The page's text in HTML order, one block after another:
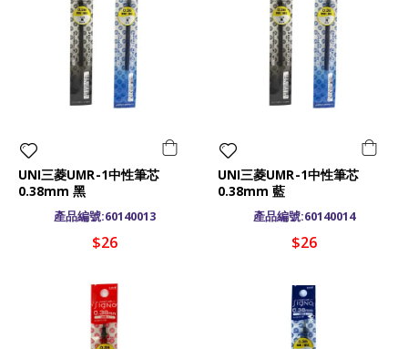
UNI三菱UMR-1中性筆芯
0.38mm 黑
產品編號:60140013
$26
UNI三菱UMR-1中性筆芯
0.38mm 藍
產品編號:60140014
$26